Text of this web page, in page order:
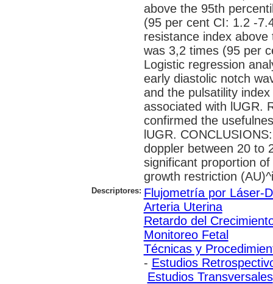
above the 95th
(95 per cent CI: 1.2 -
resistance index
was 3,2 times (95 per
Logistic regression
early diastolic notch
and the pulsatility
associated with lUGR.
confirmed the
lUGR.
doppler between 20 to
significant proportion
growth restriction
Descriptores: Flujometría por Láser-
Arteria Uterina
Retardo del
Monitoreo Fetal
Técnicas y
- Estudios
Estudios Transversales